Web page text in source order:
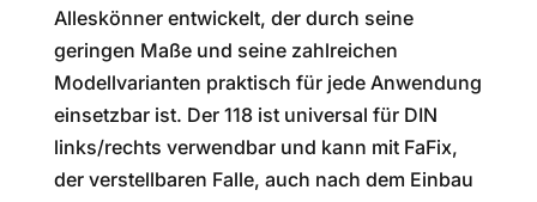
Alleskönner entwickelt, der durch seine
geringen Maße und seine zahlreichen
Modellvarianten praktisch für jede Anwendung
einsetzbar ist. Der 118 ist universal für DIN
links/rechts verwendbar und kann mit FaFix,
der verstellbaren Falle, auch nach dem Einbau